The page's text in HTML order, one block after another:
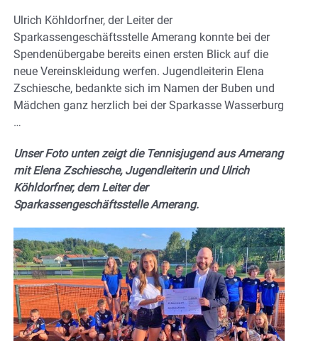
Ulrich Köhldorfner, der Leiter der
Sparkassengeschäftsstelle Amerang konnte bei der
Spendenübergabe bereits einen ersten Blick auf die
neue Vereinskleidung werfen. Jugendleiterin Elena
Zschiesche, bedankte sich im Namen der Buben und
Mädchen ganz herzlich bei der Sparkasse Wasserburg
…
Unser Foto unten zeigt die Tennisjugend aus Amerang
mit Elena Zschiesche, Jugendleiterin und Ulrich
Köhldorfner, dem Leiter der
Sparkassengeschäftsstelle Amerang.